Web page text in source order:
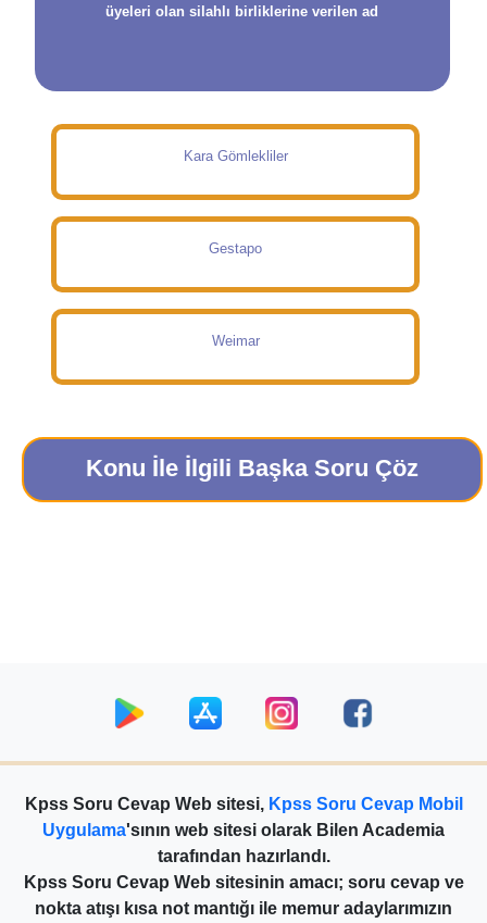
üyeleri olan silahlı birliklerine verilen ad
Kara Gömlekliler
Gestapo
Weimar
Konu İle İlgili Başka Soru Çöz
Kpss Soru Cevap Web sitesi, Kpss Soru Cevap Mobil
Uygulama'sının web sitesi olarak Bilen Academia
tarafından hazırlandı.
Kpss Soru Cevap Web sitesinin amacı; soru cevap ve
nokta atışı kısa not mantığı ile memur adaylarımızın